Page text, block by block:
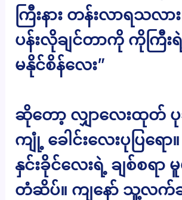
ကြီးနား တန်းလာရသလား
ပန်းလိုချင်တာကို ကိုကြီးရဲ့
မနိုင်စိန်လေး”
ဆိုတော့ လျှာလေးထုတ် ပု
ကျုံ့ ခေါင်းလေးပုပြရေ
နှင်းခိုင်လေးရဲ့ ချစ်စရာ
တံဆိပ်။ ကျနော် သူ့လက်